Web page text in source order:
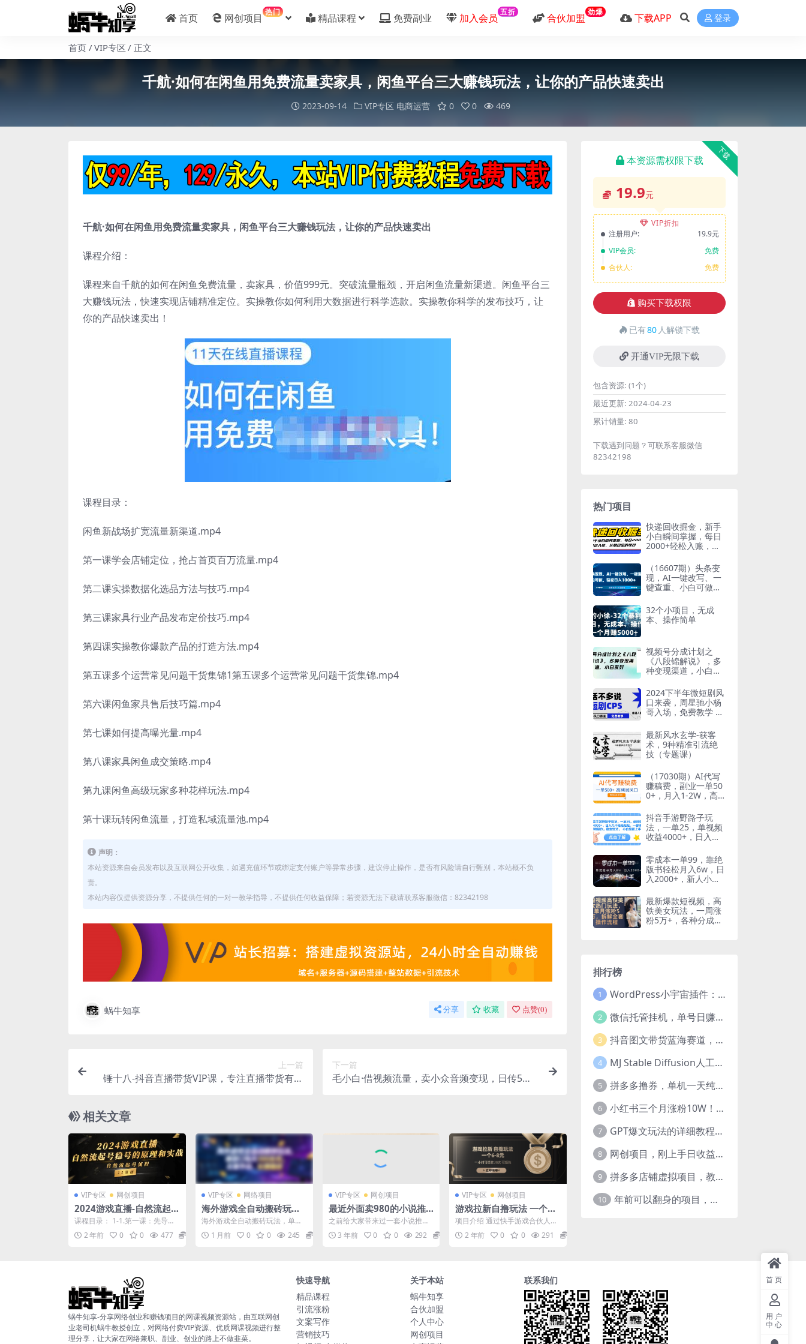
首页 网创项目 热门 精品课程 免费副业 加入会员 五折 合伙加盟 劲爆 下载APP 登录
首页 VIP专区 正文
千航·如何在闲鱼用免费流量卖家具，闲鱼平台三大赚钱玩法，让你的产品快速卖出
2023-09-14 VIP专区 电商运营 0 0 469
千航·如何在闲鱼用免费流量卖家具，闲鱼平台三大赚钱玩法，让你的产品快速卖出
课程介绍：
课程来自千航的如何在闲鱼免费流量，卖家具，价值999元。突破流量瓶颈，开启闲鱼流量新渠道。闲鱼平台三
大赚钱玩法，快速实现店铺精准定位。实操教你如何利用大数据进行科学选款。实操教你科学的发布技巧，让
你的产品快速卖出！
课程目录：
闲鱼新战场扩宽流量新渠道.mp4
第一课学会店铺定位，抢占首页百万流量.mp4
第二课实操数据化选品方法与技巧.mp4
第三课家具行业产品发布定价技巧.mp4
第四课实操教你爆款产品的打造方法.mp4
第五课多个运营常见问题干货集锦1第五课多个运营常见问题干货集锦.mp4
第六课闲鱼家具售后技巧篇.mp4
第七课如何提高曝光量.mp4
第八课家具闲鱼成交策略.mp4
第九课闲鱼高级玩家多种花样玩法.mp4
第十课玩转闲鱼流量，打造私域流量池.mp4
声明：
本站资源来自会员发布以及互联网公开收集，如遇充值环节或绑定支付账户等异常步骤，建议停止操作，是否有风险请自行甄别，本站概不负
责。
本站内容仅提供资源分享，不提供任何的一对一教学指导，不提供任何收益保障；若资源无法下载请联系客服微信：82342198
蜗牛知享 分享 收藏 点赞(0)
上一篇
锤十八-抖音直播带货VIP课，专注直播带货有效
下一篇
毛小白·借视频流量，卖小众音频变现，日传5视
相关文章
VIP专区 网创项目
2024游戏直播-自然流起
号稳号的原理和实战，自
然流起号流程（11节）
课程目录： 1-1.第一课：先导课_
1.mp4 1-2.第二课：流量推荐的
底层逻...
2 年前 0 0 477 38.8
VIP专区 网络项目
海外游戏全自动搬砖玩
法，单窗口每天100左
右，无需手动，长期稳
定！【揭秘】
海外游戏全自动搬砖玩法，单窗
口每天100左右，无需手动，长
期稳定！【揭秘】 两款...
1 月前 0 0 245 39.9
VIP专区 网创项目
最近外面卖980的小说推
文变现项目：新玩法更
新，更加完善，内含2500
G素材
之前给大家带来过一套小说推文
的项目玩法，但是有些地方讲的
不是很完善！ 同时最近有...
3 年前 0 0 292 19.9
VIP专区 网创项目
游戏拉新自撸玩法 一个6-
8 日入300+
项目介绍 通过快手游戏合伙人，
发布作品进行自.lu，到达一个自.l
u的一个玩法。...
2 年前 0 0 291
下载
本资源需权限下载
19.9元
VIP折扣
注册用户:
19.9元
VIP会员:
免费
合伙人:
免费
购买下载权限
已有80 人解锁下载
开通VIP无限下载
包含资源: (1个)
最近更新: 2024-04-23
累计销量: 80
下载遇到问题？可联系客服微信
82342198
热门项目
快递回收掘金，新手
小白瞬间掌握，每日
2000+轻松入账，长
（16607期）头条变
现，AI一键改写、一
键查重、小白可做，
32个小项目，无成
本、操作简单
视频号分成计划之
《八段锦解说》，多
种变现渠道，小白友
2024下半年微短剧风
口来袭，周星驰小杨
哥入场，免费教学 适
最新风水玄学-获客
术，9种精准引流绝
技（专题课）
（17030期）AI代写
赚稿费，副业一单50
0+，月入1-2W，高
目！
抖音手游野路子玩
法，一单25，单视频
收益4000+，日入几
机即可操作，稳定玩
法， 小白轻松上手！
零成本一单99，靠绝
版书轻松月入6w，日
入2000+，新人小白
最新爆款短视频，高
铁美女玩法，一周涨
粉5万+，各种分成引
排行榜
1 WordPress小宇宙插件：为站长量身打造的网站性能与SEO优化插件
2 微信托管挂机，单号日赚50-80，项目操作简单（附无限注册实名微信号教程）
3 抖音图文带货蓝海赛道，每天只花2小时，小白轻松过万
4 MJ Stable Diffusion人工智能绘画与设计-第6期AIGC课程（35节）
5 拼多多撸券，单机一天纯利润480，下半年收益更高，不限设备，不限IP。
6 小红书三个月涨粉10W！AI英语视频0成本制作，每天轻松日入2000+
7 GPT爆文玩法的详细教程，今日头条原创文章玩法实操讲解，简单操作月入5000
8 网创项目，刚上手日收益300-500左右，熟悉后日收益1500-3000
9 拼多多店铺虚拟项目，教科书式操作玩法，轻松月入1000
10 年前可以翻身的项目，日入2000+ 每单收益在300-3000之间，利润空间非常的大
蜗牛知享-分享网络创业和赚钱项目的网课视频资源站，由互联网创
业老司机蜗牛教授创立，对网络付费VIP资源、优质网课视频进行整
理分享，让大家在网络兼职、副业、创业的路上不做韭菜。
快速导航
精品课程
引流涨粉
文案写作
营销技巧
关于本站
蜗牛知享
合伙加盟
个人中心
网创项目
联系我们 首页
用户
中心